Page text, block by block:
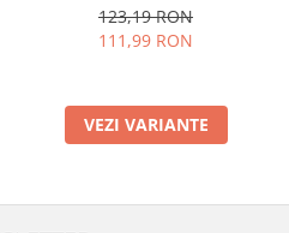
123,19 RON
111,99 RON
VEZI VARIANTE